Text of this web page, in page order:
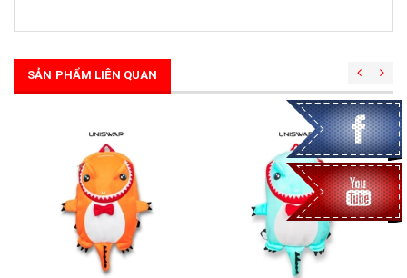
SẢN PHẨM LIÊN QUAN